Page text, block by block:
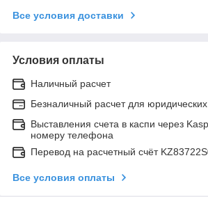
Все условия доставки
Условия оплаты
Наличный расчет
Безналичный расчет для
Выставления счета в каспи через
номеру телефона
Перевод на расчетный счёт
Все условия оплаты